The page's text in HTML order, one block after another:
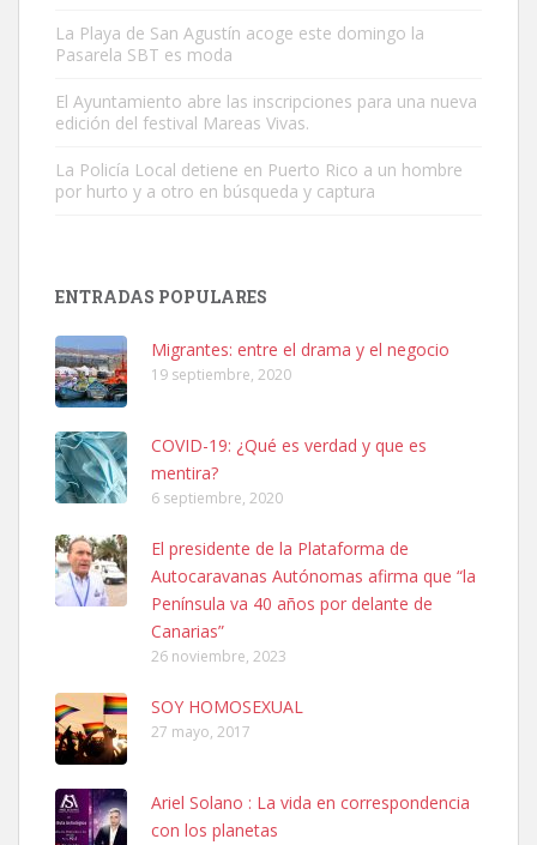
Este gato macho ha aparecido en la calle hace menos de un mes,
Leales.org » Gran Canaria
9.7.2025
Adopción urgente
hembra, 4 años. Por motivos personales ...
Leales.org » Gran Canaria | 6.7.2025
SHIBA PERDIDO AVDA JOSE MESA Y LOPEZ
PERRO MACHO RAZA SHIBA CON MICROCHIP PERDIDO HOY
06/07/2025 ZONA MESA Y LOPEZ. ES MUY ASUSTADIZO
Leales.org » Gran Canaria | 6.7.2025
La Playa de San Agustín acoge este domingo la
Pasarela SBT es moda
El Ayuntamiento abre las inscripciones para una nueva
edición del festival Mareas Vivas.
La Policía Local detiene en Puerto Rico a un hombre
por hurto y a otro en búsqueda y captura
ENTRADAS POPULARES
Migrantes: entre el drama y el negocio
19 septiembre, 2020
COVID-19: ¿Qué es verdad y que es
mentira?
6 septiembre, 2020
El presidente de la Plataforma de
Autocaravanas Autónomas afirma que “la
Península va 40 años por delante de
Canarias”
26 noviembre, 2023
SOY HOMOSEXUAL
27 mayo, 2017
Ariel Solano : La vida en correspondencia
con los planetas